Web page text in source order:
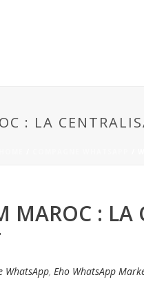
: LA
MAROC :
WhatsApp, Eho WhatsApp